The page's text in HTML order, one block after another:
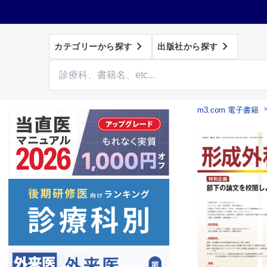
カテゴリーから探す  出版社から探す 
m3.com 電子書籍